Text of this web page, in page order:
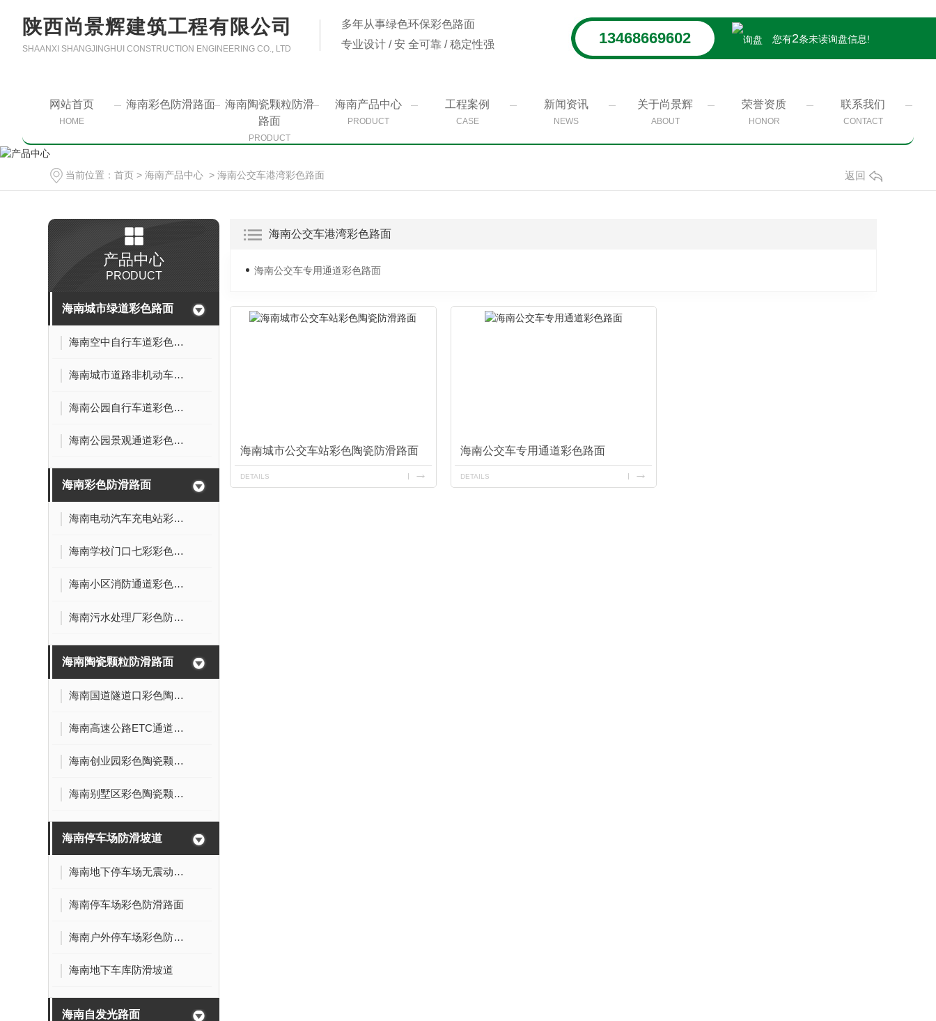
陕西尚景辉建筑工程有限公司
SHAANXI SHANGJINGHUI CONSTRUCTION ENGINEERING CO., LTD
多年从事绿色环保彩色路面
专业设计 / 安 全可靠 / 稳定性强
13468669602 您有2条未读询盘信息!
网站首页
HOME
海南彩色防滑路面
海南陶瓷颗粒防滑
路面
PRODUCT
海南产品中心
PRODUCT
工程案例
CASE
新闻资讯
NEWS
关于尚景辉
ABOUT
荣誉资质
HONOR
联系我们
CONTACT
当前位置： 首页 > 海南产品中心 > 海南公交车港湾彩色路面 返回
产品中心
PRODUCT
海南城市绿道彩色路面
海南空中自行车道彩色路面
海南城市道路非机动车道彩色路面
海南公园自行车道彩色路面
海南公园景观通道彩色路面
海南彩色防滑路面
海南电动汽车充电站彩色防滑路面
海南学校门口七彩彩色防滑路面
海南小区消防通道彩色防滑路面
海南污水处理厂彩色防滑路面
海南陶瓷颗粒防滑路面
海南国道隧道口彩色陶瓷颗粒防滑路面
海南高速公路ETC通道彩色陶瓷颗粒防滑路面
海南创业园彩色陶瓷颗粒防滑路面
海南别墅区彩色陶瓷颗粒防滑路面
海南停车场防滑坡道
海南地下停车场无震动彩色防滑路面
海南停车场彩色防滑路面
海南户外停车场彩色防滑路面
海南地下车库防滑坡道
海南自发光路面
海南公交车港湾彩色路面
海南公交车专用通道彩色路面
海南城市公交车站彩色陶瓷防滑路面
DETAILS
海南公交车专用通道彩色路面
DETAILS